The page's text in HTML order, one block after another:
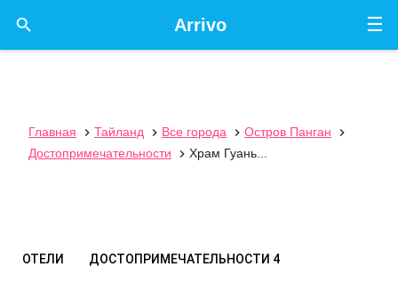
☰
Arrivo

Главная  Тайланд  Все города  Остров Панган

Достопримечательности
 Храм Гуань...
ОТЕЛИ ДОСТОПРИМЕЧАТЕЛЬНОСТИ 4